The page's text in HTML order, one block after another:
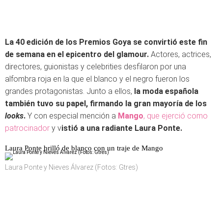
La 40 edición de los Premios Goya se convirtió este fin
de semana en el epicentro del glamour. Actores, actrices,
directores, guionistas y celebrities desfilaron por una
alfombra roja en la que el blanco y el negro fueron los
grandes protagonistas. Junto a ellos, la moda española
también tuvo su papel, firmando la gran mayoría de los
looks. Y con especial mención a Mango, que ejerció como
patrocinador y vistió a una radiante Laura Ponte.
Laura Ponte brilló de blanco con un traje de Mango
Laura Ponte y Nieves Álvarez (Fotos: Gtres)